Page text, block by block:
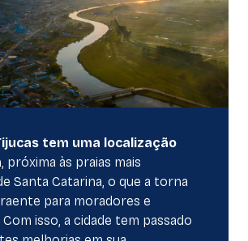
PorqueTijucas
Na Mídia
tem uma localização
, próxima às praias mais
Santa Catarina, o que a torna
para moradores e
isso, a cidade tem passado